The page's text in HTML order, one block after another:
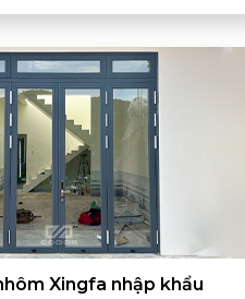
Xingfa nhập khẩu